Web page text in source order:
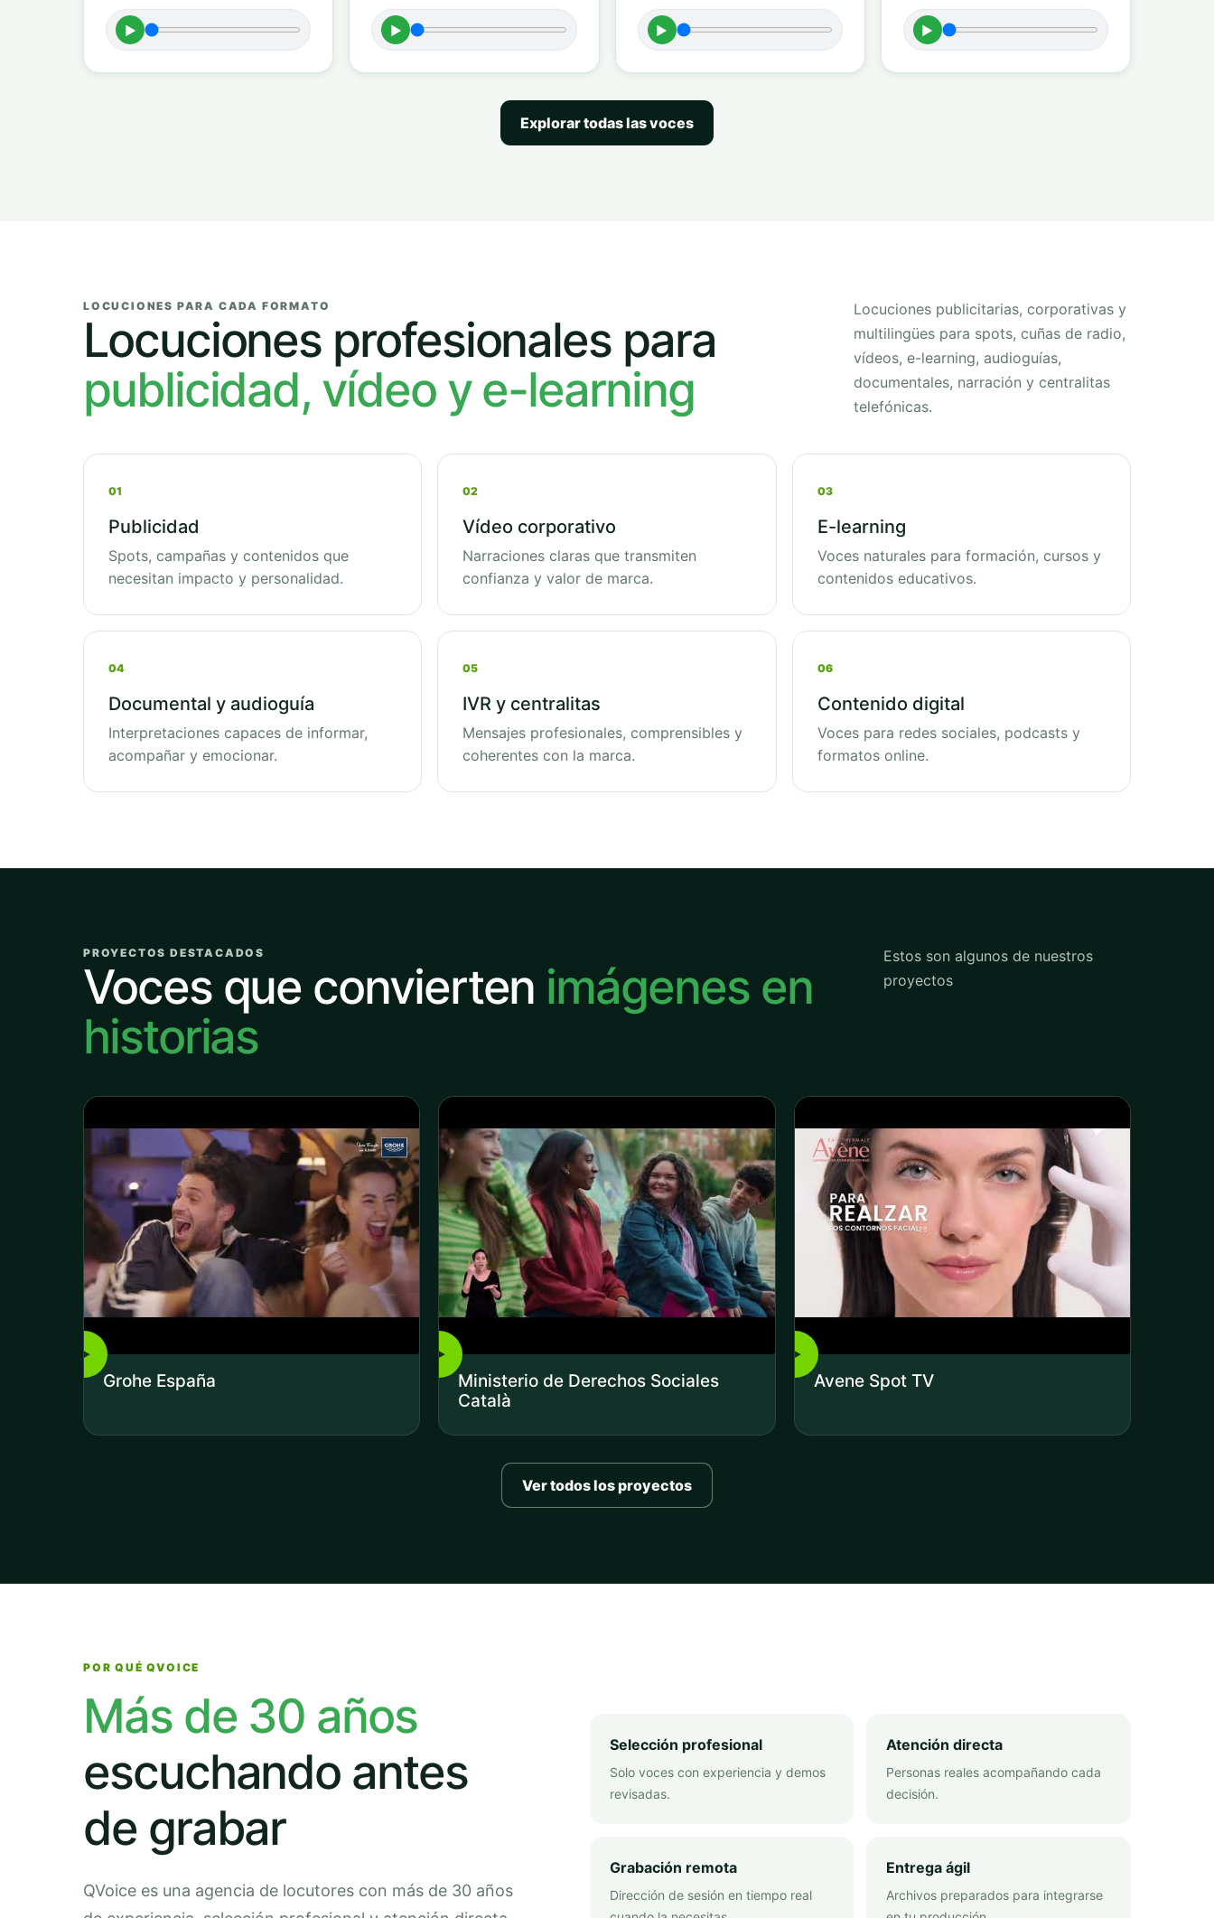
► ► ► ►
Explorar todas las voces
LOCUCIONES PARA CADA FORMATO
Locuciones profesionales para
publicidad, vídeo y e-learning
Locuciones publicitarias, corporativas y
multilingües para spots, cuñas de radio,
vídeos, e-learning, audioguías,
documentales, narración y centralitas
telefónicas.
01
Publicidad
Spots, campañas y contenidos que
necesitan impacto y personalidad.
02
Vídeo corporativo
Narraciones claras que transmiten
confianza y valor de marca.
03
E-learning
Voces naturales para formación, cursos y
contenidos educativos.
04
Documental y audioguía
Interpretaciones capaces de informar,
acompañar y emocionar.
05
IVR y centralitas
Mensajes profesionales, comprensibles y
coherentes con la marca.
06
Contenido digital
Voces para redes sociales, podcasts y
formatos online.
PROYECTOS DESTACADOS
Voces que convierten imágenes en
historias
Estos son algunos de nuestros
proyectos
▶
Grohe España
▶
Ministerio de Derechos Sociales
Català
▶
Avene Spot TV
Ver todos los proyectos
POR QUÉ QVOICE
Más de 30 años
escuchando antes
de grabar
QVoice es una agencia de locutores con más de 30 años
Selección profesional
Solo voces con experiencia y demos
revisadas.
Atención directa
Personas reales acompañando cada
decisión.
Grabación remota
Dirección de sesión en tiempo real
Entrega ágil
Archivos preparados para integrarse